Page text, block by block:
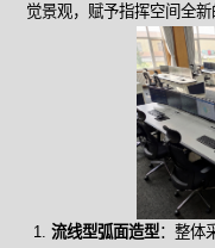
觉景观，赋予指挥空间全新
流线型弧面造型：整体